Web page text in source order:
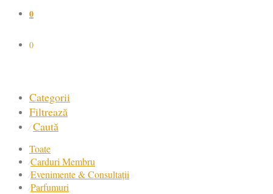
0
0
Categorii
Filtrează
⁄ Caută
Toate
⁄Carduri Membru
⁄Evenimente & Consultații
⁄Parfumuri